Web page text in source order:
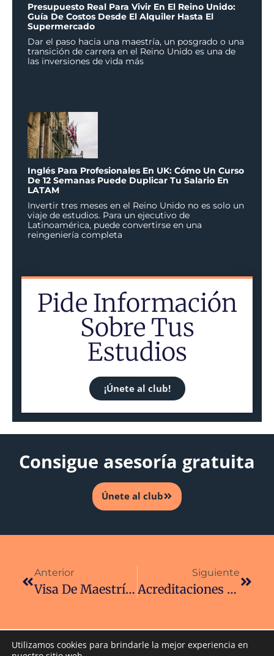
Presupuesto Real Para Vivir En El Reino Unido:
Guía De Costos Desde El Alquiler Hasta El
Supermercado
Dar el paso hacia una maestría, un posgrado o una
transición de carrera en el Reino Unido es una de
las inversiones de vida más
Inglés Para Profesionales En UK: Cómo Un Curso
De 12 Semanas Puede Duplicar Tu Salario En
LATAM
Invertir tres meses en el Reino Unido no es solo un
viaje de estudios. Para un ejecutivo de
Latinoamérica, puede convertirse en una
reingeniería completa
Pide Información
Sobre Tus
Estudios
¡Únete al club!
Consigue asesoría gratuita
Únete al club
Anterior
Visa De Maestría En Reino Unido Para Mexicanos: La Guía Definitiva Paso A Paso Con The Broad Club
Siguiente
Acreditaciones En Project Management En El Reino Unido (2026): Tu Pasaporte A Una Carrera Global
Utilizamos cookies para brindarle la mejor experiencia en